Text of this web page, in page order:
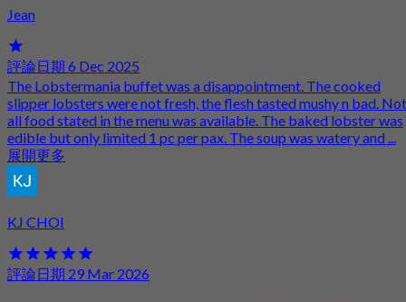
Jean
評論日期 6 Dec 2025
The Lobstermania buffet was a disappointment. The cooked
slipper lobsters were not fresh, the flesh tasted mushy n bad. Not
all food stated in the menu was available. The baked lobster was
edible but only limited 1 pc per pax. The soup was watery and ...
展開更多
KJ CHOI
評論日期 29 Mar 2026